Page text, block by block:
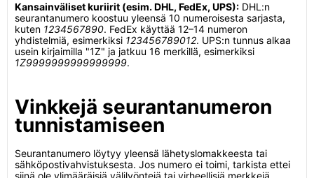
Kansainväliset kuriirit (esim. DHL, FedEx, UPS): DHL:n
seurantanumero koostuu yleensä 10 numeroisesta sarjasta,
kuten 1234567890. FedEx käyttää 12–14 numeron
yhdistelmiä, esimerkiksi 123456789012. UPS:n tunnus alkaa
usein kirjaimilla "1Z" ja jatkuu 16 merkillä, esimerkiksi
1Z9999999999999999.
Vinkkejä seurantanumeron
tunnistamiseen
Seurantanumero löytyy yleensä lähetyslomakkeesta tai
sähköpostivahvistuksesta. Jos numero ei toimi, tarkista ettei
siinä ole ylimääräisiä välilyöntejä tai virheellisiä merkkejä.